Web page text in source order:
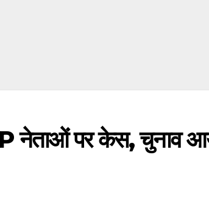
पर केस, चुनाव